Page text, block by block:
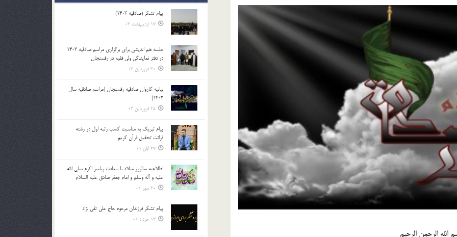
الله الرحمن الرحیم
کلیدهای
پیام تشکر (صادقیه 1403)
17 اردیبهشت 03
جلسه هم اندیشی برای برگزاری مراسم صادقیه 1403
در دفتر نمایندگی ولی فقیه در رفسنجان
30 فروردین 03
بیانیه کاروان صادقیه رفسنجان (مراسم صادقیه سال
1403)
25 فروردین 03
پیام تبریک به مناسبت کسب رتبه اول در رشته
قرائت تحقیق قرآن کریم
27 آبان 01
اطلاعیه سالروز میلاد با سعادت پیامبر اکرم صلی الله
علیه و آله وسلم و امام جعفر صادق علیه السلام
20 مهر 01
پیام تشکر فرزندان مرحوم حاج علی تقی نژاد
13 خرداد 01